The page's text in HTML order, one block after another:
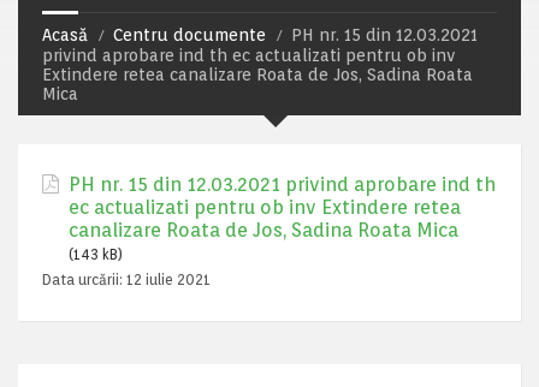
Acasă Centru documente
PH nr. 15 din 12.03.2021
privind aprobare ind th ec actualizati pentru ob inv
Extindere retea canalizare Roata de Jos, Sadina Roata
Mica
PH nr. 15 din 12.03.2021 privind aprobare ind th
ec actualizati pentru ob inv Extindere retea
canalizare Roata de Jos, Sadina Roata Mica
(143 kB)
Data urcării: 12 iulie 2021